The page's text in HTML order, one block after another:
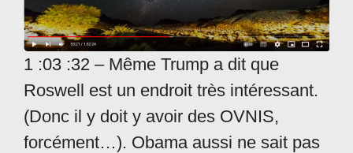
1 :03 :32 – Même Trump a dit que
Roswell est un endroit très intéressant.
(Donc il y doit y avoir des OVNIS,
forcément…). Obama aussi ne sait pas